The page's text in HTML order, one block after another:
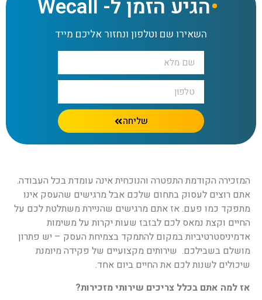
הגיע הזמן ל- Wecall
השאירו שם וטלפון ונחזור אליכם מייד
שליחה
המזכירה הקודמת התפטרה והנוכחית אינה עומדת בכל העבודה.
אתם רוצים לעסוק בתחום שלכם אבל מרגישים שהעסק אינו
מתפקד כמו פעם. אז אתם מרגישים שהניירת משתלטת לכם על
החיים וקצת נמאס לכם לבזבז שעות יקרות על משימות
אדמיניסטרטיביות במקום להתמקד בצמיחת העסק – יש פתרון
מושלם בשבילכם. שירותים מקצועיים של פקידה מיומנת
שיכולים לשנות לכם את החיים ביום אחד.
אז למה אתם בכלל צריכים שירותי מזכירות?